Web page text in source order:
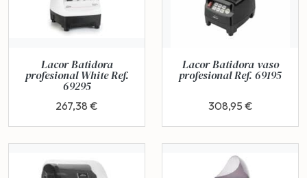
Lacor Batidora
profesional White Ref.
69295
267,38 €
Lacor Batidora vaso
profesional Ref. 69195
308,95 €